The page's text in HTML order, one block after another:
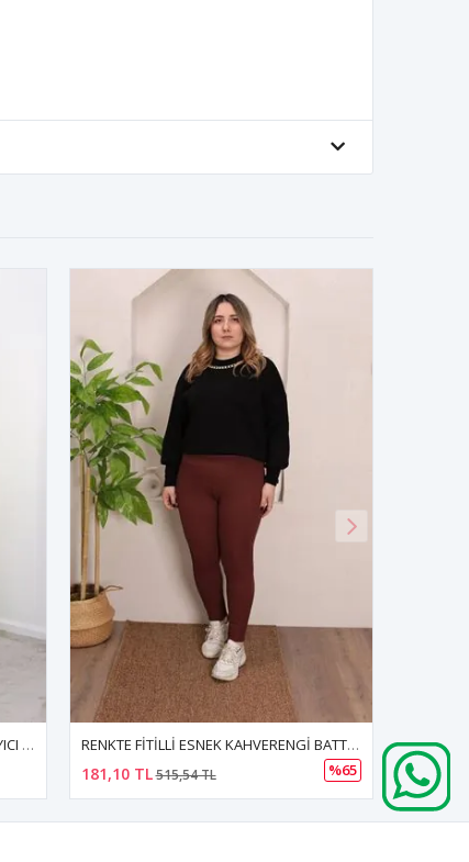
RENKTE FİTİLLİ ESNEK KAHVERENGİ BATTAL TAYT RENKTE YÜKSEK BEL TOPARLAYICI BATTAL SİYAH TAYT
308,00 TL